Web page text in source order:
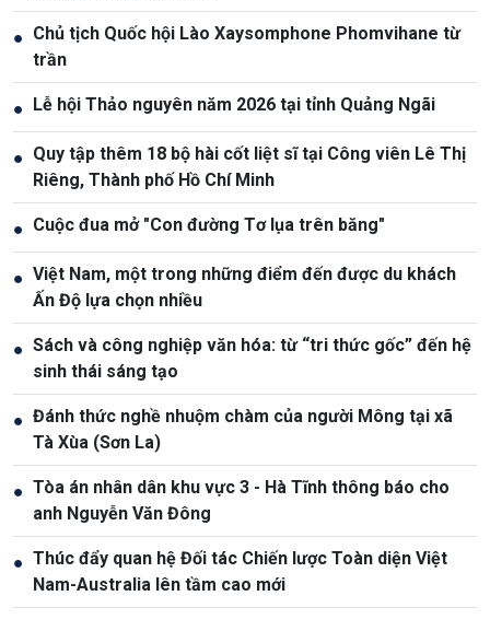
● Chủ tịch Quốc hội Lào Xaysomphone Phomvihane từ
trần
● Lễ hội Thảo nguyên năm 2026 tại tỉnh Quảng Ngãi
● Quy tập thêm 18 bộ hài cốt liệt sĩ tại Công viên Lê Thị
Riêng, Thành phố Hồ Chí Minh
● Cuộc đua mở "Con đường Tơ lụa trên băng"
● Việt Nam, một trong những điểm đến được du khách
Ấn Độ lựa chọn nhiều
● Sách và công nghiệp văn hóa: từ “tri thức gốc” đến hệ
sinh thái sáng tạo
● Đánh thức nghề nhuộm chàm của người Mông tại xã
Tà Xùa (Sơn La)
● Tòa án nhân dân khu vực 3 - Hà Tĩnh thông báo cho
anh Nguyễn Văn Đông
● Thúc đẩy quan hệ Đối tác Chiến lược Toàn diện Việt
Nam-Australia lên tầm cao mới